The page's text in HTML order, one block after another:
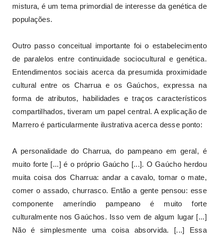
mistura, é um tema primordial de interesse da genética de
populações.
Outro passo conceitual importante foi o estabelecimento
de paralelos entre continuidade sociocultural e genética.
Entendimentos sociais acerca da presumida proximidade
cultural entre os Charrua e os Gaúchos, expressa na
forma de atributos, habilidades e traços característicos
compartilhados, tiveram um papel central. A explicação de
Marrero é particularmente ilustrativa acerca desse ponto:
A personalidade do Charrua, do pampeano em geral, é
muito forte [...] é o próprio Gaúcho [...]. O Gaúcho herdou
muita coisa dos Charrua: andar a cavalo, tomar o mate,
comer o assado, churrasco. Então a gente pensou: esse
componente ameríndio pampeano é muito forte
culturalmente nos Gaúchos. Isso vem de algum lugar [...]
Não é simplesmente uma coisa absorvida. [...] Essa